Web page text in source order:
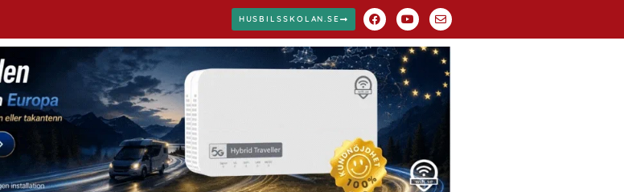
HUSBILSSKOLAN.SE